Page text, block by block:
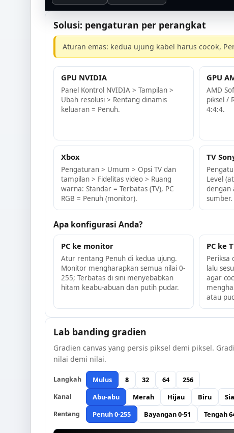
Solusi: pengaturan per perangkat
Aturan emas: kedua ujung kabel harus cocok,
GPU NVIDIA
Panel Kontrol NVIDIA > Tampilan >
Ubah resolusi > Rentang dinamis
keluaran = Penuh.
GPU
AMD
piksel /
4:4:4.
Xbox
Pengaturan > Umum > Opsi TV dan
tampilan > Fidelitas video > Ruang
warna: Standar = Terbatas (TV), PC
RGB = Penuh (monitor).
TV
Level
dengan
sumber.
Apa konfigurasi Anda?
PC ke monitor
Atur rentang Penuh di kedua ujung.
Monitor mengharapkan semua nilai 0-
255; Terbatas di sini menyebabkan
hitam keabu-abuan dan putih pudar.
PC ke
Periksa
lalu
agar
atau
Lab banding gradien
Gradien canvas yang persis piksel demi piksel.
nilai demi nilai.
Langkah Mulus 8 32 64 256
Kanal Abu-abu Merah Hijau Biru
Rentang Penuh 0-255 Bayangan 0-51 Tengah